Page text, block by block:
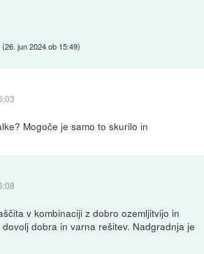
(26. jun 2024 ob 15:49)
Mogoče je samo to skurilo in
v kombinaciji z dobro ozemljitvijo in
dobra in varna rešitev. Nadgradnja je